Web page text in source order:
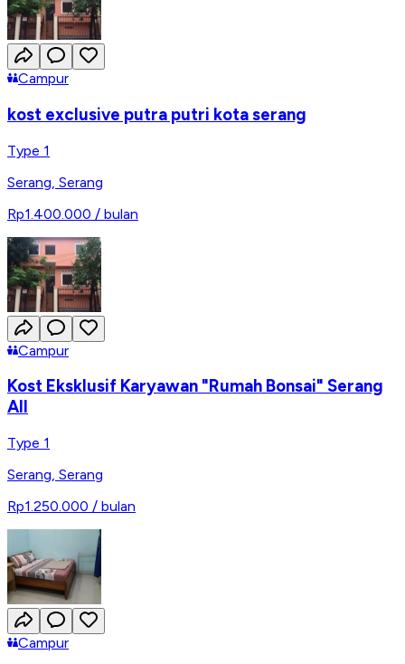
Campur
kost exclusive putra putri kota serang
Type 1
Serang Serang
Rp1.400.000 / bulan
Campur
Kost Eksklusif Karyawan "Rumah Bonsai" Serang
All
Type 1
Serang, Serang
Rp1.250.000 / bulan
Campur